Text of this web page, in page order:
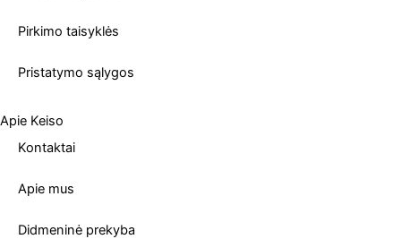
Pirkimo taisyklės
Pristatymo sąlygos
Apie Keiso
Kontaktai
Apie mus
Didmeninė prekyba